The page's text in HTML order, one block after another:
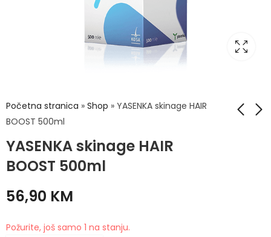
Početna stranica » Shop » YASENKA skinage HAIR
BOOST 500ml
YASENKA skinage HAIR
BOOST 500ml
YASENKA skinage
56,90 KM
Požurite, još samo 1 na stanju.